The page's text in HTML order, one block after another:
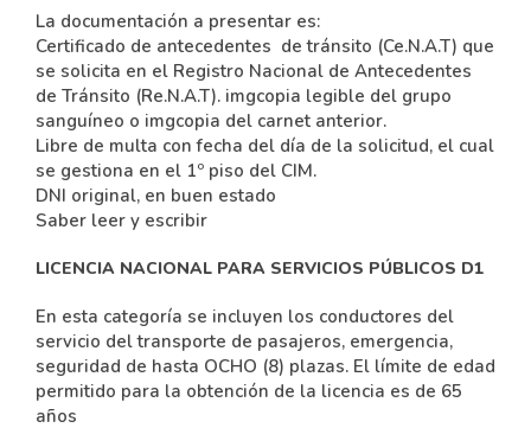
La documentación a presentar es:
Certificado de antecedentes de tránsito (Ce.N.A.T) que
se solicita en el Registro Nacional de Antecedentes
de Tránsito (Re.N.A.T). imgcopia legible del grupo
sanguíneo o imgcopia del carnet anterior.
Libre de multa con fecha del día de la solicitud, el cual
se gestiona en el 1º piso del CIM.
DNI original, en buen estado
Saber leer y escribir
LICENCIA NACIONAL PARA SERVICIOS PÚBLICOS D1
En esta categoría se incluyen los conductores del
servicio del transporte de pasajeros, emergencia,
seguridad de hasta OCHO (8) plazas. El límite de edad
permitido para la obtención de la licencia es de 65
años